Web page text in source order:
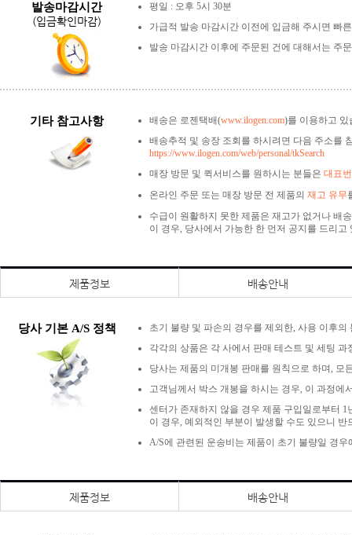
발송마감시간
(입금확인마감)
평일 : 오후 5시 30분
가급적 발송 마감시간 이전에 입금해 주시면 빠
발송 마감시간 이후에 주문된 건에 대해서는 주
기타 참고사항 배송은 로젠택배(www.ilogen.com)를 이용하고 있
배송추적 및 송장 조회를 하시려면 다음 주소를
https://www.ilogen.com/web/personal/tkSearch
매장 방문 및 퀵서비스를 원하시는 분들은 대표
온라인 주문 또는 매장 방문 전 제품의 재고 유무
수급이 원활하지 못한 제품은 재고가 없거나 배
이 경우, 당사에서 가능한 한 먼저 공지를 드리고
제품정보 배송안내
당사 기본 A/S 정책
초기 불량 및 파손의 경우를 제외한, 사용 이후
각각의 상품은 각 사에서 판매 테스트 및 세팅
당사는 제품의 미개봉 판매를 원칙으로 하며, 모
고객님께서 박스 개봉을 하시는 경우, 이 과정에
센터가 존재하지 않을 경우 제품 구입일로부터
이 경우, 예외적인 부분이 발생할 수도 있으니
A/S에 관련된 운송비는 제품이 초기 불량일 경
제품정보 배송안내